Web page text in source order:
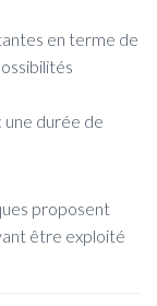
en terme de
une durée de
proposent
être exploité